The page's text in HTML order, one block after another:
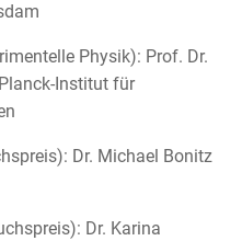
Physik): Prof. Dr.
Institut für
Dr. Michael Bonitz
Dr. Karina